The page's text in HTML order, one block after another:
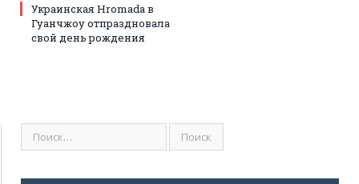
Украинская Hromada в
Гуанчжоу отпраздновала
свой день рождения